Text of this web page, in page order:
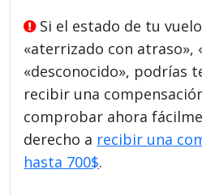
Si el estado de tu
«aterrizado con atraso»,
«desconocido», podrías
recibir una
comprobar ahora
derecho a recibir una
hasta 700$.